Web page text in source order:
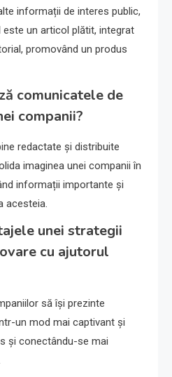
informații de interes public,
este un articol plătit, integrat
promovând un produs
comunicatele de
companii?
redactate și distribuite
imaginea unei companii în
informații importante și
acesteia.
unei strategii
cu ajutorul
să își prezinte
un mod mai captivant și
și conectându-se mai